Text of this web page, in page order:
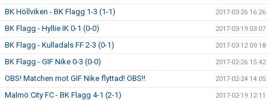
BK Höllviken - BK Flagg 1-3 (1-1) 2017-03-26 16:26
BK Flagg - Hyllie IK 0-1 (0-0) 2017-03-19 03:07
BK Flagg - Kulladals FF 2-3 (0-1) 2017-03-12 09:18
BK Flagg - GIF Nike 0-3 (0-0) 2017-02-26 15:42
OBS! Matchen mot GIF Nike flyttad! OBS!! 2017-02-24 14:05
Malmö City FC - BK Flagg 4-1 (2-1) 2017-02-19 12:11